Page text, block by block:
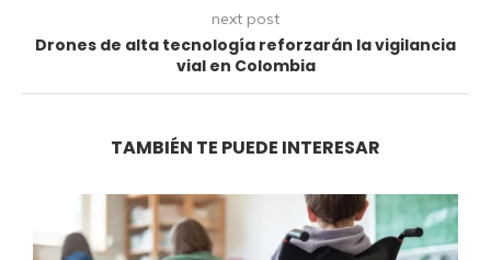
next post
Drones de alta tecnología reforzarán la vigilancia
vial en Colombia
TAMBIÉN TE PUEDE INTERESAR